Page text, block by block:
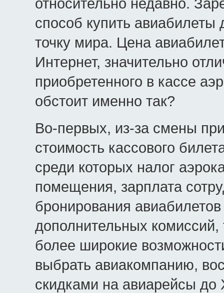
способ купить
точку мира. Цена
Интернет, значительно
приобретенного в кассе
обстоит именно так?
Во-первых, из-за смены
стоимость кассового
среди которых налог
помещения, зарплата
бронирования
дополнительных комиссий,
более широкие
выбрать авиакомпанию,
скидками на авиарейсы до